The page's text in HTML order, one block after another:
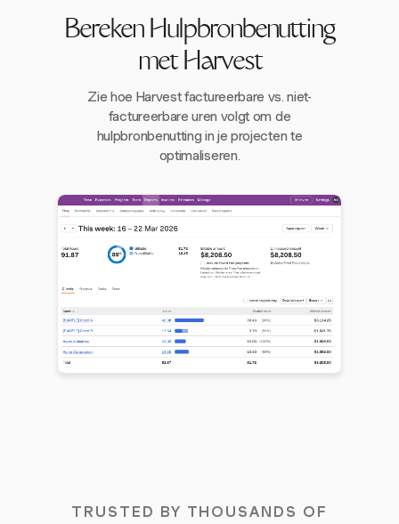
Bereken Hulpbronbenutting
met Harvest
Zie hoe Harvest factureerbare vs. niet-
factureerbare uren volgt om de
hulpbronbenutting in je projecten te
optimaliseren.
TRUSTED BY THOUSANDS OF